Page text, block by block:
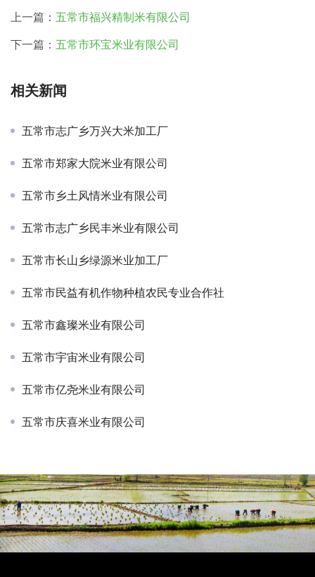
上一篇： 五常市福兴精制米有限公司
下一篇： 五常市环宝米业有限公司
相关新闻
五常市志广乡万兴大米加工厂
五常市郑家大院米业有限公司
五常市乡土风情米业有限公司
五常市志广乡民丰米业有限公司
五常市长山乡绿源米业加工厂
五常市民益有机作物种植农民专业合作社
五常市鑫璨米业有限公司
五常市宇宙米业有限公司
五常市亿尧米业有限公司
五常市庆喜米业有限公司